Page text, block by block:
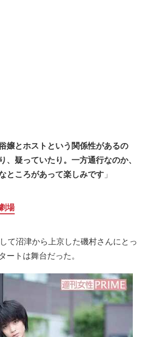
嬢とホストという関係性があるの
、疑っていたり。一方通行なのか、
ところがあって楽しみです 」
場
て沼津から上京した磯村さんにとっ
ートは舞台だった。